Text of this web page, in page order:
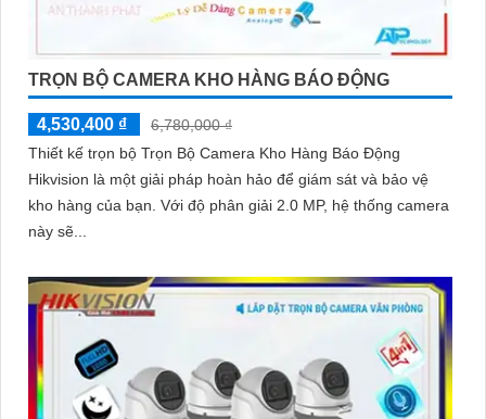
TRỌN BỘ CAMERA KHO HÀNG BÁO ĐỘNG
4,530,400 ₫
6,780,000 ₫
Thiết kế trọn bộ Trọn Bộ Camera Kho Hàng Báo Động
Hikvision là một giải pháp hoàn hảo để giám sát và bảo vệ
kho hàng của bạn. Với độ phân giải 2.0 MP, hệ thống camera
này sẽ...